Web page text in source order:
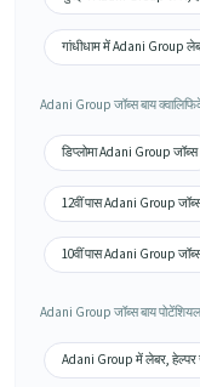
गांधीधाम में Adani Group
Adani Group जॉब्स बाय
डिप्लोमा Adani Group जॉब्स
12वीं पास Adani Group
10वीं पास Adani Group
Adani Group जॉब्स बाय
Adani Group में लेबर, हेल्पर